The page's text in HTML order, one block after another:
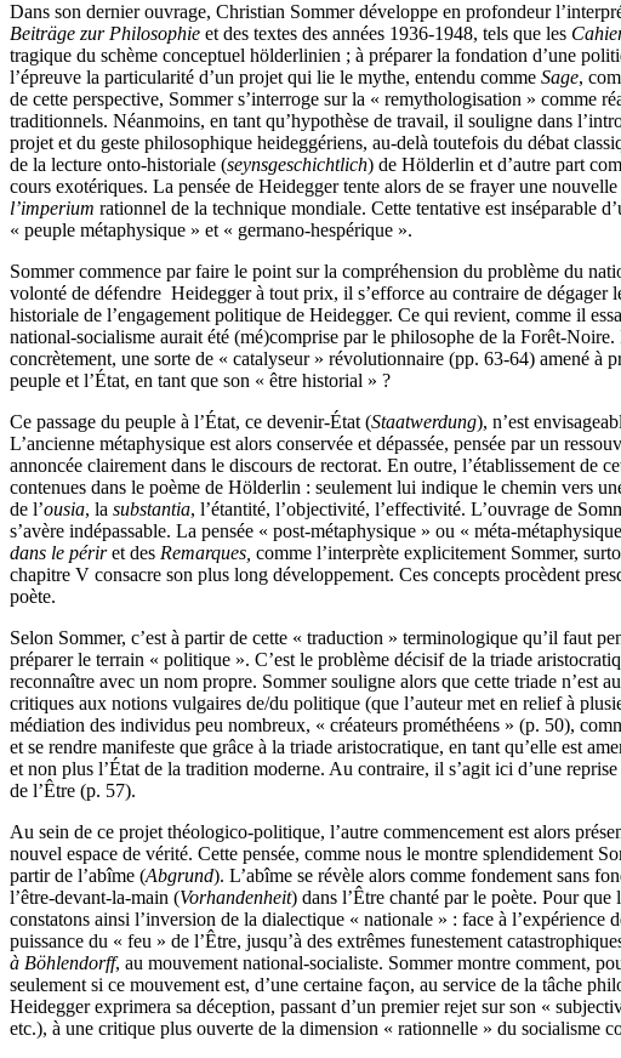
Dans son dernier ouvrage, Christian Sommer développe en profondeur
Beiträge zur Philosophie et des textes des années 1936-1948, tels que les
tragique du schème conceptuel hölderlinien ; à préparer la fondation d’une
l’épreuve la particularité d’un projet qui lie le mythe, entendu comme Sage,
de cette perspective, Sommer s’interroge sur la « remythologisation » comme
traditionnels. Néanmoins, en tant qu’hypothèse de travail, il souligne dans
projet et du geste philosophique heideggériens, au-delà toutefois du débat
de la lecture onto-historiale (seynsgeschichtlich) de Hölderlin et d’autre part
cours exotériques. La pensée de Heidegger tente alors de se frayer une
l’imperium rationnel de la technique mondiale. Cette tentative est inséparable
« peuple métaphysique » et « germano-hespérique ».
Sommer commence par faire le point sur la compréhension du problème du
volonté de défendre Heidegger à tout prix, il s’efforce au contraire de dégager
historiale de l’engagement politique de Heidegger. Ce qui revient, comme il
national-socialisme aurait été (mé)comprise par le philosophe de la Forêt-
concrètement, une sorte de « catalyseur » révolutionnaire (pp. 63-64) amené à
peuple et l’État, en tant que son « être historial » ?
Ce passage du peuple à l’État, ce devenir-État (Staatwerdung), n’est
L’ancienne métaphysique est alors conservée et dépassée, pensée par un
annoncée clairement dans le discours de rectorat. En outre, l’établissement de
contenues dans le poème de Hölderlin : seulement lui indique le chemin vers
de l’ousia, la substantia, l’étantité, l’objectivité, l’effectivité. L’ouvrage de
s’avère indépassable. La pensée « post-métaphysique » ou « méta-
dans le périret des Remarques, comme l’interprète explicitement Sommer,
chapitre V consacre son plus long développement. Ces concepts procèdent
poète.
Selon Sommer, c’est à partir de cette « traduction » terminologique qu’il faut
préparer le terrain « politique ». C’est le problème décisif de la triade
reconnaître avec un nom propre. Sommer souligne alors que cette triade n’est
critiques aux notions vulgaires de/du politique (que l’auteur met en relief à
médiation des individus peu nombreux, « créateurs prométhéens » (p. 50),
et se rendre manifeste que grâce à la triade aristocratique, en tant qu’elle est
et non plus l’État de la tradition moderne. Au contraire, il s’agit ici d’une reprise
de l’Être (p. 57).
Au sein de ce projet théologico-politique, l’autre commencement est alors
nouvel espace de vérité. Cette pensée, comme nous le montre splendidement
partir de l’abîme (Abgrund). L’abîme se révèle alors comme fondement sans
l’être-devant-la-main (Vorhandenheit) dans l’Être chanté par le poète. Pour que
constatons ainsi l’inversion de la dialectique « nationale » : face à
puissance du « feu » de l’Être, jusqu’à des extrêmes funestement
à Böhlendorff, au mouvement national-socialiste. Sommer montre comment,
seulement si ce mouvement est, d’une certaine façon, au service de la tâche
Heidegger exprimera sa déception, passant d’un premier rejet sur son «
etc.), à une critique plus ouverte de la dimension « rationnelle » du socialisme